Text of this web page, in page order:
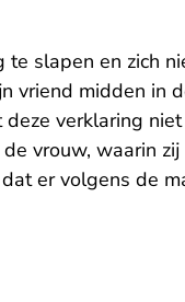
slapen en zich
vriend midden in
deze verklaring
vrouw, waarin
er volgens de